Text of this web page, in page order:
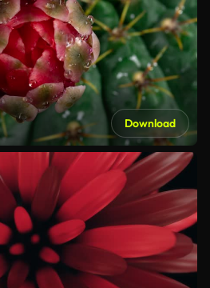
Download